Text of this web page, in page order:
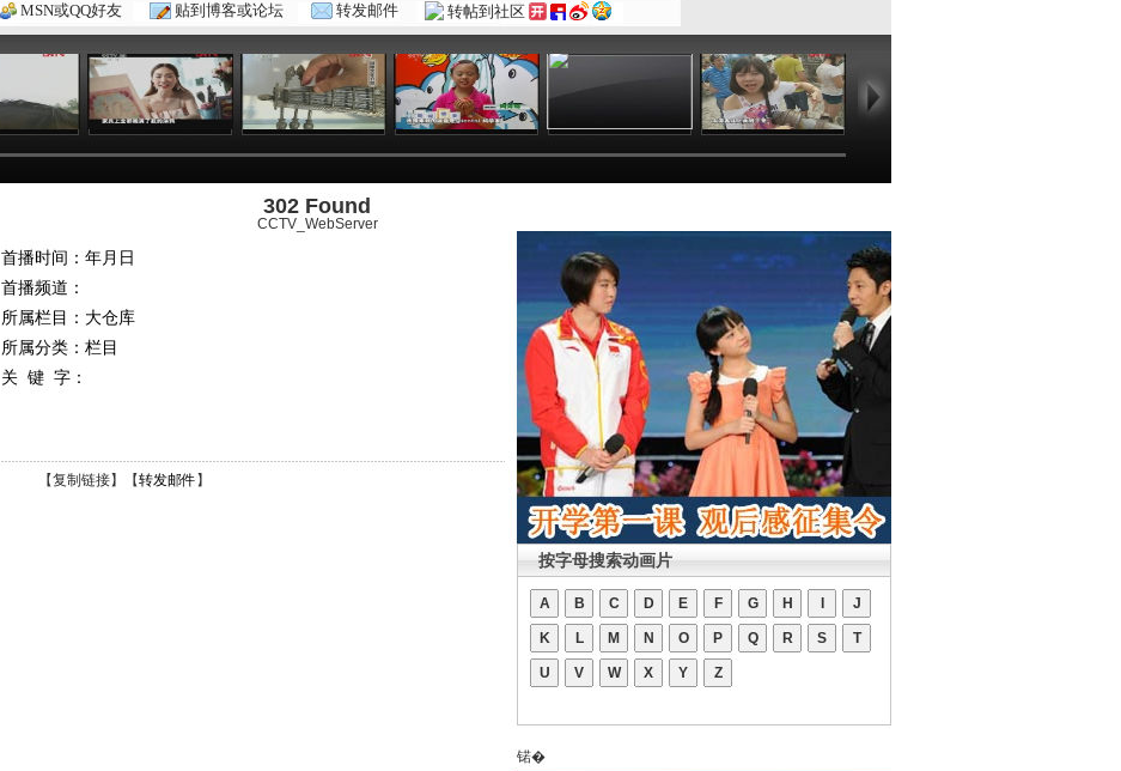
MSN或QQ好友 贴到博客或论坛 转发邮件 转帖到社区
11:58 14:38 11:34 02:52 11:22 12:02
302 Found
CCTV_WebServer
首播时间：年月日
首播频道：
所属栏目： 大仓库
所属分类：栏目
关 键 字：
【复制链接】【转发邮件 】
按字母搜索动画片
A B C D E F G H J
K L M N O P Q R S T
U V W X Y Z
锘�